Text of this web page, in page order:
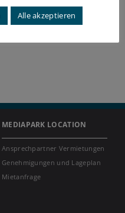
MEDIAPARK LOCATION
Ansprechpartner Vermietungen
Genehmigungen und Lageplan
Mietanfrage
Alle akzeptieren